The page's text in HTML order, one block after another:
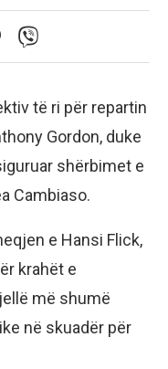
të ri për repartin
Gordon, duke
shërbimet e
Cambiaso.
e Hansi Flick,
krahët e
më shumë
në skuadër për